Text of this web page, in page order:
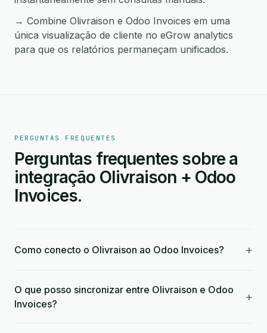
→ Combine Olivraison e Odoo Invoices em uma
única visualização de cliente no eGrow analytics
para que os relatórios permaneçam unificados.
PERGUNTAS FREQUENTES
Perguntas frequentes sobre a
integração Olivraison + Odoo
Invoices.
Como conecto o Olivraison ao Odoo Invoices? +
O que posso sincronizar entre Olivraison e Odoo
Invoices?
+